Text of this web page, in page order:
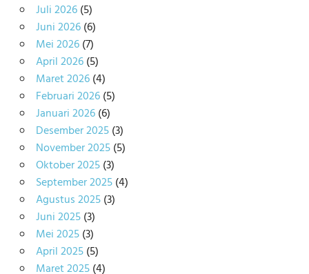
Juli 2026(5)
Juni 2026(6)
Mei 2026(7)
April 2026(5)
Maret 2026(4)
Februari 2026(5)
Januari 2026(6)
Desember 2025(3)
November 2025(5)
Oktober 2025(3)
September 2025(4)
Agustus 2025(3)
Juni 2025(3)
Mei 2025(3)
April 2025(5)
Maret 2025(4)